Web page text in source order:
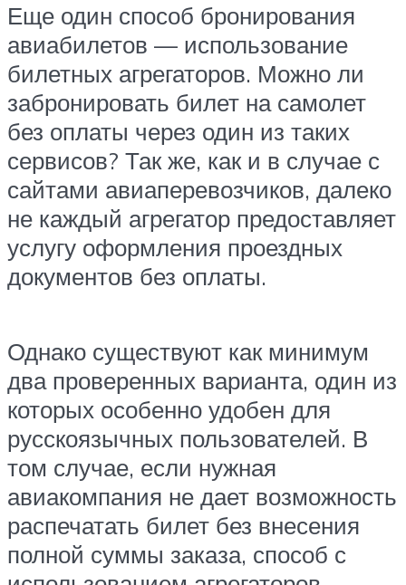
Еще один способ бронирования
авиабилетов — использование
билетных агрегаторов. Можно ли
забронировать билет на самолет
без оплаты через один из таких
сервисов? Так же, как и в случае с
сайтами авиаперевозчиков, далеко
не каждый агрегатор предоставляет
услугу оформления проездных
документов без оплаты.
Однако существуют как минимум
два проверенных варианта, один из
которых особенно удобен для
русскоязычных пользователей. В
том случае, если нужная
авиакомпания не дает возможность
распечатать билет без внесения
полной суммы заказа, способ с